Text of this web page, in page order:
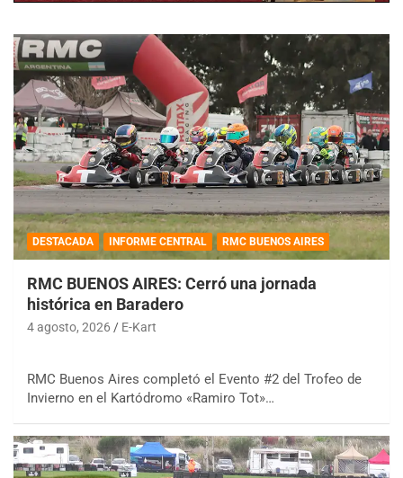
DESTACADA INFORME CENTRAL RMC BUENOS AIRES
RMC BUENOS AIRES: Cerró una jornada
histórica en Baradero
4 agosto, 2026 E-Kart
RMC Buenos Aires completó el Evento #2 del Trofeo de
Invierno en el Kartódromo «Ramiro Tot»…